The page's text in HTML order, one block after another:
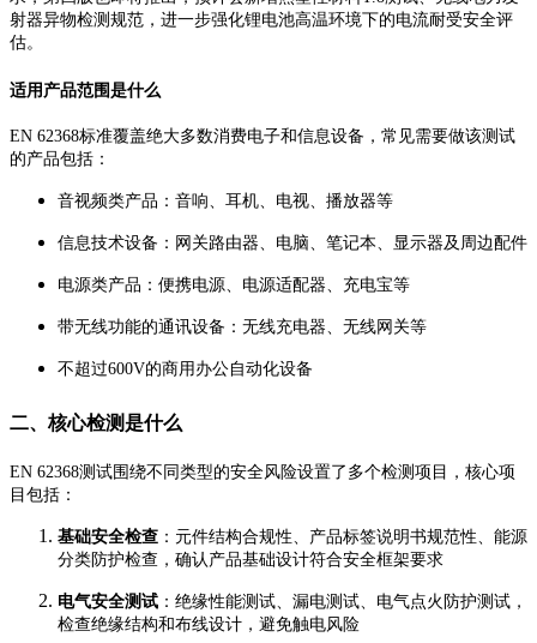
射器异物检测规范，进一步强化锂电池高温环境下的电流耐受安全评
估。
适用产品范围是什么
EN 62368标准覆盖绝大多数消费电子和信息设备，常见需要做该测试
的产品包括：
音视频类产品：音响、耳机、电视、播放器等
信息技术设备：网关路由器、电脑、笔记本、显示器及周边配件
电源类产品：便携电源、电源适配器、充电宝等
带无线功能的通讯设备：无线充电器、无线网关等
不超过600V的商用办公自动化设备
二、核心检测是什么
EN 62368测试围绕不同类型的安全风险设置了多个检测项目，核心项
目包括：
基础安全检查 ：元件结构合规性、产品标签说明书规范性、能源
分类防护检查，确认产品基础设计符合安全框架要求
电气安全测试 ：绝缘性能测试、漏电测试、电气点火防护测试，
检查绝缘结构和布线设计，避免触电风险